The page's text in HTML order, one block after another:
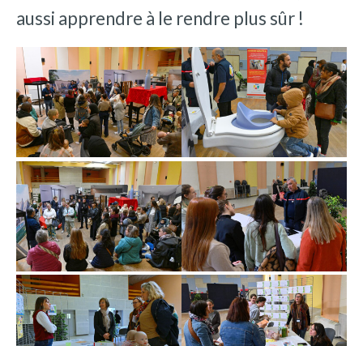
aussi apprendre à le rendre plus sûr !